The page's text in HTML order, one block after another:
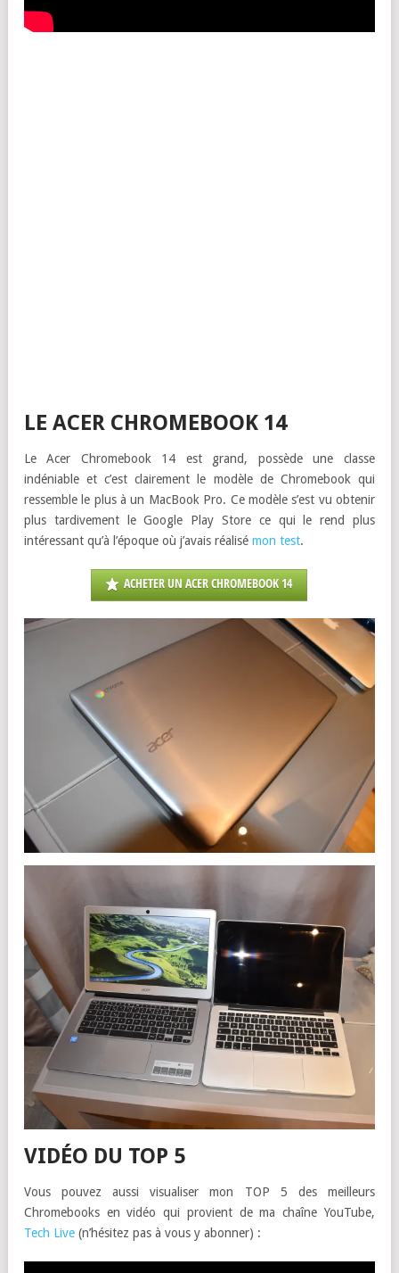
LE ACER CHROMEBOOK 14
Le Acer Chromebook 14 est grand, possède une classe
indéniable et c’est clairement le modèle de Chromebook qui
ressemble le plus à un MacBook Pro. Ce modèle s’est vu obtenir
plus tardivement le Google Play Store ce qui le rend plus
intéressant qu’à l’époque où j’avais réalisé mon test.
ACHETER UN ACER CHROMEBOOK 14
VIDÉO DU TOP 5
Vous pouvez aussi visualiser mon TOP 5 des meilleurs
Chromebooks en vidéo qui provient de ma chaîne YouTube,
Tech Live (n’hésitez pas à vous y abonner) :